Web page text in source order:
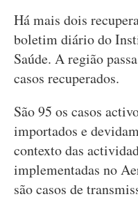
Há mais dois
boletim diário do
Saúde. A região
casos recuperados.
São 95 os casos
importados e
contexto das
implementadas no
são casos de